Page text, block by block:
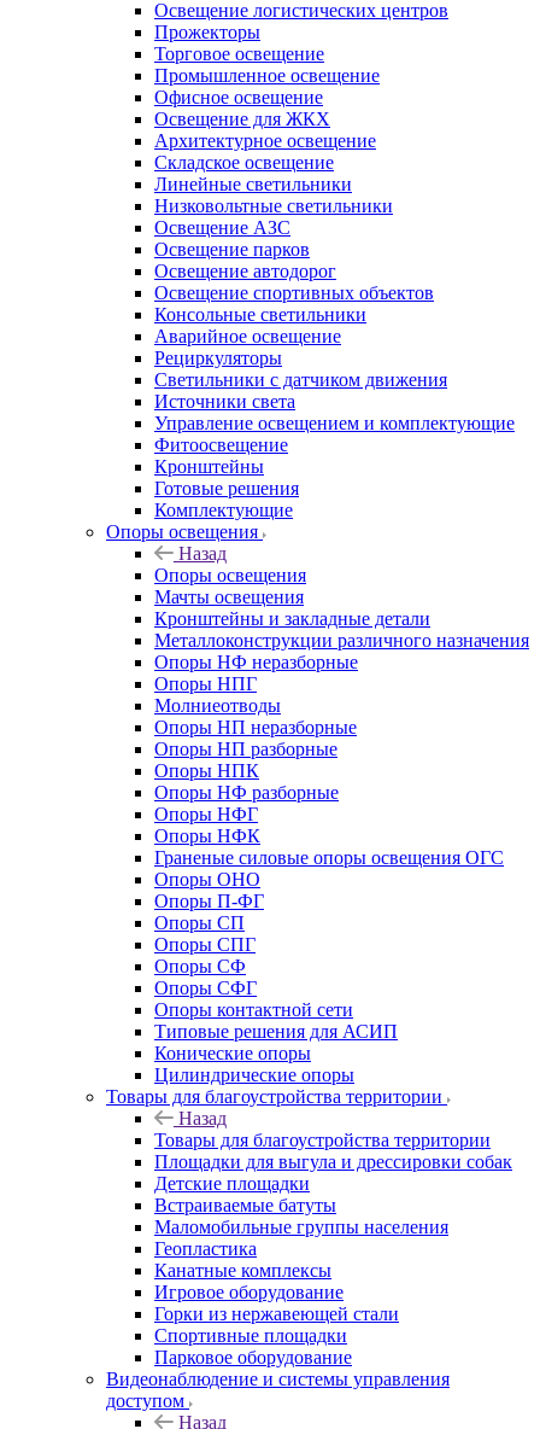
Освещение логистических центров
Прожекторы
Торговое освещение
Промышленное освещение
Офисное освещение
Освещение для ЖКХ
Архитектурное освещение
Складское освещение
Линейные светильники
Низковольтные светильники
Освещение АЗС
Освещение парков
Освещение автодорог
Освещение спортивных объектов
Консольные светильники
Аварийное освещение
Рециркуляторы
Светильники с датчиком движения
Источники света
Управление освещением и комплектующие
Фитоосвещение
Кронштейны
Готовые решения
Комплектующие
Опоры освещения
Назад
Опоры освещения
Мачты освещения
Кронштейны и закладные детали
Металлоконструкции различного назначения
Опоры НФ неразборные
Опоры НПГ
Молниеотводы
Опоры НП неразборные
Опоры НП разборные
Опоры НПК
Опоры НФ разборные
Опоры НФГ
Опоры НФК
Граненые силовые опоры освещения ОГС
Опоры ОНО
Опоры П-ФГ
Опоры СП
Опоры СПГ
Опоры СФ
Опоры СФГ
Опоры контактной сети
Типовые решения для АСИП
Конические опоры
Цилиндрические опоры
Товары для благоустройства территории
Назад
Товары для благоустройства территории
Площадки для выгула и дрессировки собак
Детские площадки
Встраиваемые батуты
Маломобильные группы населения
Геопластика
Канатные комплексы
Игровое оборудование
Горки из нержавеющей стали
Спортивные площадки
Парковое оборудование
Видеонаблюдение и системы управления
доступом
Назад